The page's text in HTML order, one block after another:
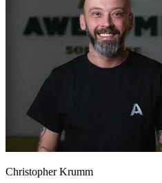
Christopher Krumm